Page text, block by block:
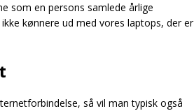
som en persons samlede årlige
kønnere ud med vores laptops, der er
så vil man typisk også